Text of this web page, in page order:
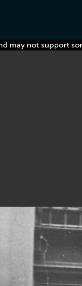
may not support